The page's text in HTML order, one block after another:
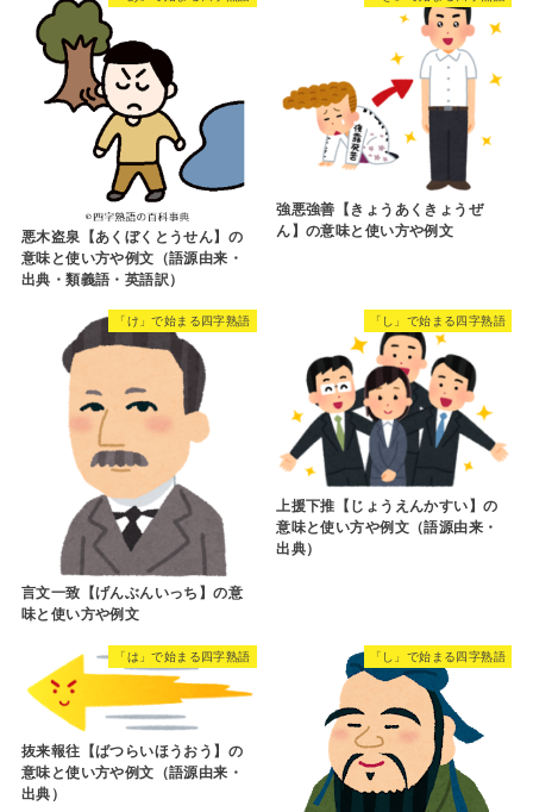
悪木盗泉【あくぼくとうせん】の
意味と使い方や例文（語源由来・
出典・類義語・英語訳）
強悪強善【きょうあくきょうぜ
ん】の意味と使い方や例文
「け」で始まる四字熟語
言文一致【げんぶんいっち】の意
味と使い方や例文
「し」で始まる四字熟語
上援下推【じょうえんかすい】の
意味と使い方や例文（語源由来・
出典）
「は」で始まる四字熟語
抜来報往【ばつらいほうおう】の
意味と使い方や例文（語源由来・
出典）
「し」で始まる四字熟語